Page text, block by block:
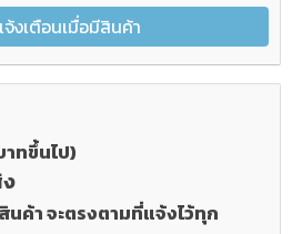
งเตือนเมื่อมีสินค้า
ทขึ้นไป)
ค้า จะตรงตามที่แจ้งไว้ทุก